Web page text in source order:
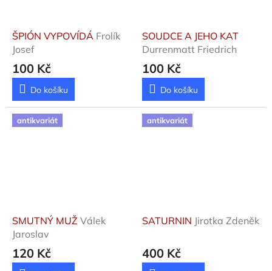
ŠPIÓN VYPOVÍDÁ Frolík
Josef
100 Kč
Do košíku
SOUDCE A JEHO KAT
Durrenmatt Friedrich
100 Kč
Do košíku
antikvariát
SMUTNÝ MUŽ Válek
Jaroslav
120 Kč
antikvariát
SATURNIN Jirotka Zdeněk
400 Kč